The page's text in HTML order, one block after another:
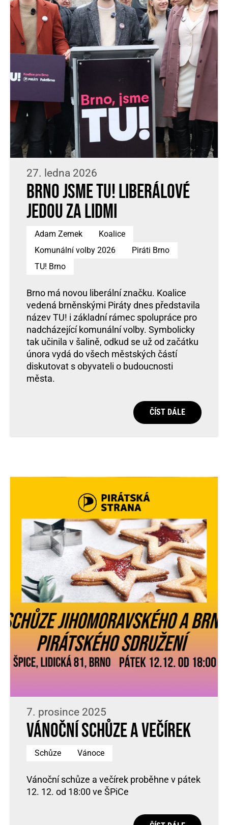
27. ledna 2026
Brno jsme TU! Liberálové
jedou za lidmi
Adam Zemek
Koalice
Komunální volby 2026
Piráti Brno
TU! Brno
Brno má novou liberální značku. Koalice
vedená brněnskými Piráty dnes představila
název TU! i základní rámec spolupráce pro
nadcházející komunální volby. Symbolicky
tak učinila v šalině, odkud se už od začátku
února vydá do všech městských částí
diskutovat s obyvateli o budoucnosti
města.
ČÍST DÁLE
7. prosince 2025
Vánoční schůze a večírek
Schůze Vánoce
Vánoční schůze a večírek proběhne v pátek
12. 12. od 18:00 ve ŠPiCe